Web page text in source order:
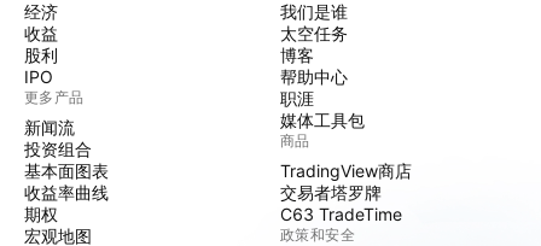
经济
收益
股利
IPO
更多产品
新闻流
投资组合
基本面图表
收益率曲线
期权
宏观地图
我们是谁
太空任务
博客
帮助中心
职涯
媒体工具包
商品
TradingView商店
交易者塔罗牌
C63 TradeTime
政策和安全